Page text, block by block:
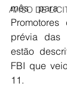
AVISO DE
mês para
prévia das
estão
FBI que
11.